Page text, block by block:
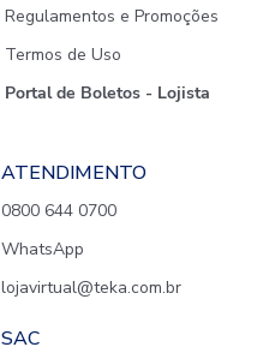
Regulamentos e Promoções
Termos de Uso
Portal de Boletos - Lojista
ATENDIMENTO
0800 644 0700
WhatsApp
lojavirtual@teka.com.br
SAC